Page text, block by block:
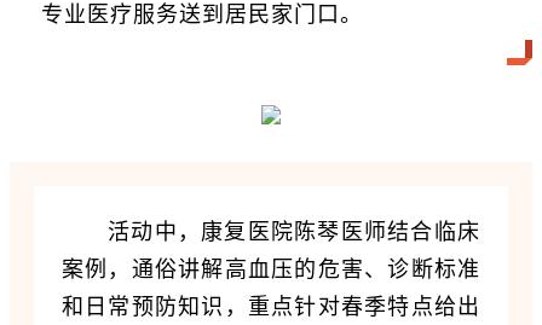
专业医疗服务送到居民家门口。
活动中，康复医院陈琴医师结合临床
案例，通俗讲解高血压的危害、诊断标准
和日常预防知识，重点针对春季特点给出